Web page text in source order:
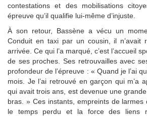
contestations et des mobilisations
épreuve qu’il qualifie lui-même d’injuste.
À son retour, Bassène a vécu un
Conduit en taxi par un cousin, il n’avait
arrivée. Ce qui l’a marqué, c’est l’accueil
de ses proches. Ses retrouvailles avec
profondeur de l’épreuve : « Quand je l’ai
mois. Je l’ai retrouvé en garçon qui m’a
qui avait trois ans, est devenue une
bras. » Ces instants, empreints de larmes
le temps perdu et la force des liens